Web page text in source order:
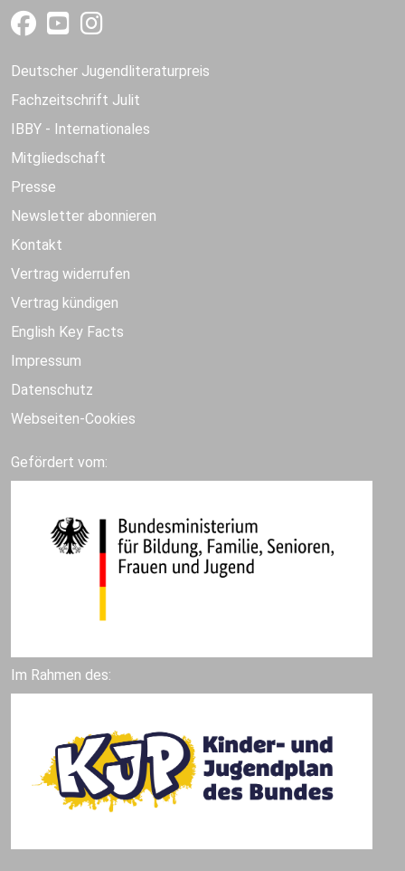
Deutscher Jugendliteraturpreis
Fachzeitschrift Julit
IBBY - Internationales
Mitgliedschaft
Presse
Newsletter abonnieren
Kontakt
Vertrag widerrufen
Vertrag kündigen
English Key Facts
Impressum
Datenschutz
Webseiten-Cookies
Gefördert vom:
Im Rahmen des: